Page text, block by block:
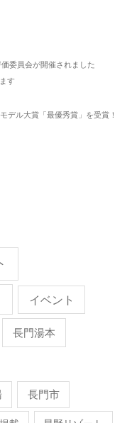
委員会が開催されました
す
デル大賞「最優秀賞」を受賞！
イベント
長門湯本
長門市